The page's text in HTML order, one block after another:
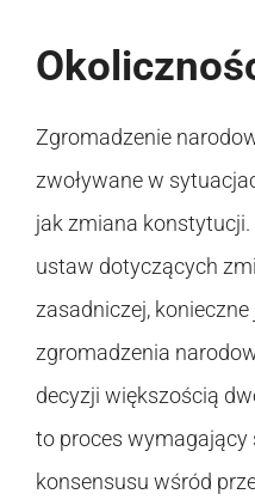
Zgromadzenie
zwoływane w
jak zmiana
ustaw dotyczących
zasadniczej, konieczne
zgromadzenia
decyzji większością
to proces wymagający
konsensusu wśród